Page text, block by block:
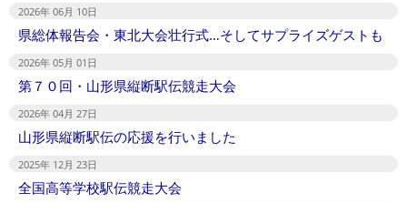
2026年 06月 10日
県総体報告会・東北大会壮行式…そしてサプライズゲストも
2026年 05月 01日
第７０回・山形県縦断駅伝競走大会
2026年 04月 27日
山形県縦断駅伝の応援を行いました
2025年 12月 23日
全国高等学校駅伝競走大会